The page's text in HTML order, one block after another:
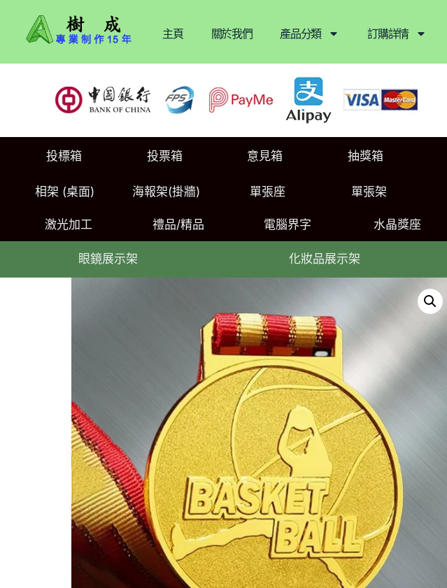
主頁 關於我們 產品分類 訂購詳情
投標箱 投票箱 意見箱 抽獎箱
相架 (桌面) 海報架(掛牆) 單張座 單張架
激光加工 禮品/精品 電腦界字 水晶獎座
眼鏡展示架 化妝品展示架